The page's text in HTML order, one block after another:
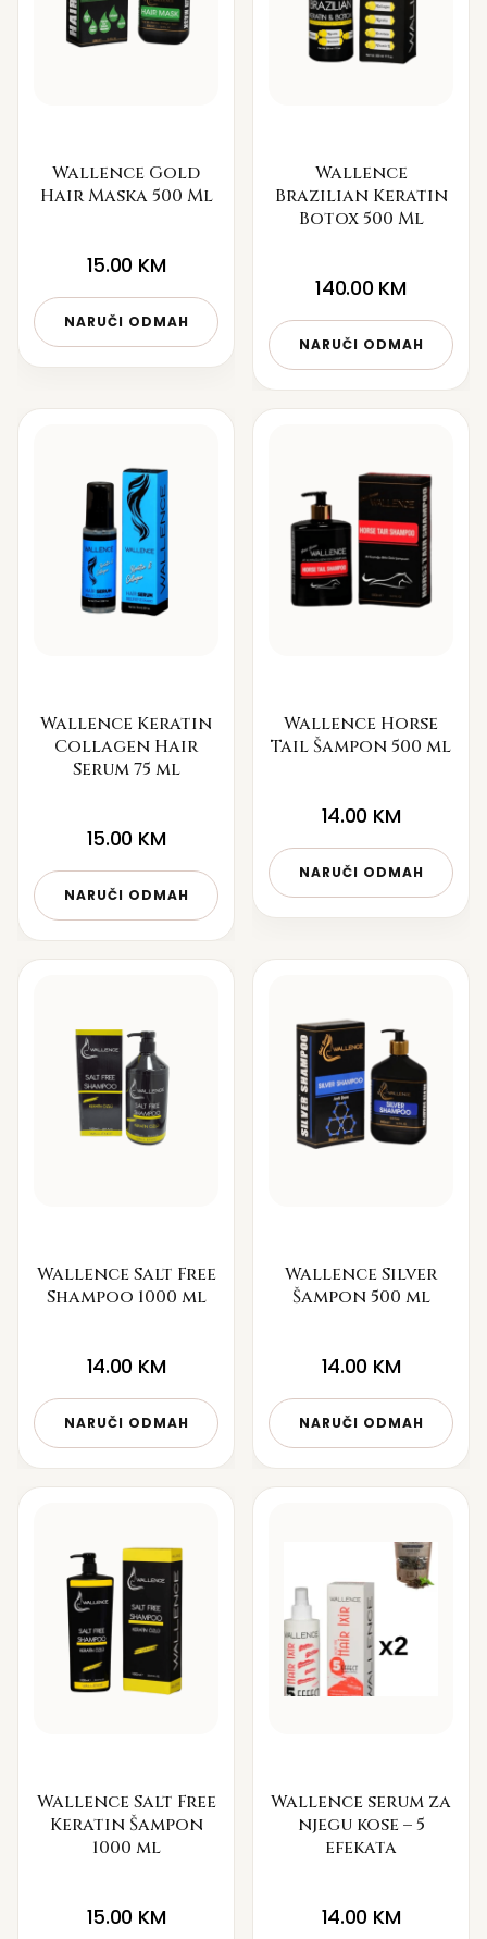
Wallence Gold
Hair Maska 500 Ml
15.00 KM
NARUČI ODMAH
Wallence
Brazilian Keratin
Botox 500 Ml
140.00 KM
NARUČI ODMAH
Wallence Keratin
Collagen Hair
Serum 75 ml
15.00 KM
NARUČI ODMAH
Wallence Horse
Tail Šampon 500 ml
14.00 KM
NARUČI ODMAH
Wallence Salt Free
Shampoo 1000 ml
14.00 KM
NARUČI ODMAH
Wallence Silver
Šampon 500 ml
14.00 KM
NARUČI ODMAH
Wallence Salt Free
Keratin Šampon
1000 ml
15.00 KM
Wallence serum za
njegu kose – 5
efekata
14.00 KM